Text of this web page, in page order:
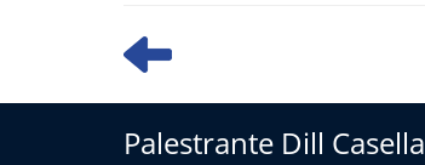
Palestrante Dill Casella